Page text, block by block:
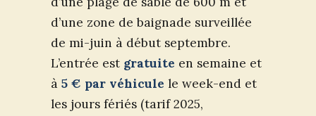
d’une zone de baignade surveillée
de mi-juin à début septembre.
L’entrée est gratuite en semaine et
à 5 € par véhicule le week-end et
les jours fériés (tarif 2025,